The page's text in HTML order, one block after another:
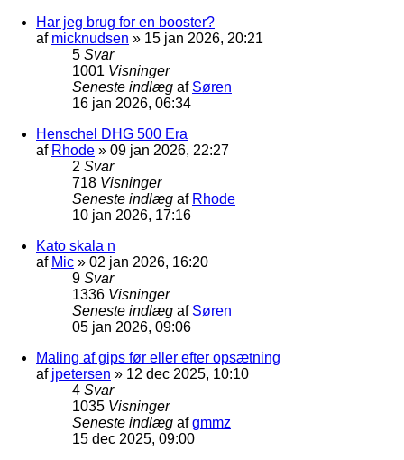
Har jeg brug for en booster?
af micknudsen » 15 jan 2026, 20:21
5 Svar
1001 Visninger
Seneste indlæg af Søren
16 jan 2026, 06:34
Henschel DHG 500 Era
af Rhode » 09 jan 2026, 22:27
2 Svar
718 Visninger
Seneste indlæg af Rhode
10 jan 2026, 17:16
Kato skala n
af Mic » 02 jan 2026, 16:20
9 Svar
1336 Visninger
Seneste indlæg af Søren
05 jan 2026, 09:06
Maling af gips før eller efter opsætning
af jpetersen » 12 dec 2025, 10:10
4 Svar
1035 Visninger
Seneste indlæg afgmmz
15 dec 2025, 09:00